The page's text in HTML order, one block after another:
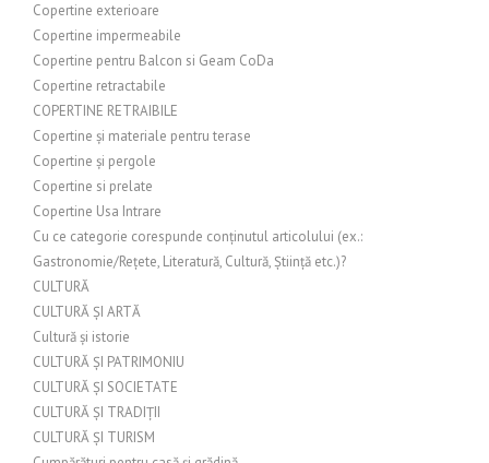
Copertine exterioare
Copertine impermeabile
Copertine pentru Balcon si Geam CoDa
Copertine retractabile
COPERTINE RETRAIBILE
Copertine și materiale pentru terase
Copertine și pergole
Copertine si prelate
Copertine Usa Intrare
Cu ce categorie corespunde conținutul articolului (ex.:
Gastronomie/Rețete, Literatură, Cultură, Știință etc.)?
CULTURĂ
CULTURĂ ȘI ARTĂ
Cultură și istorie
CULTURĂ ȘI PATRIMONIU
CULTURĂ ȘI SOCIETATE
CULTURĂ ȘI TRADIȚII
CULTURĂ ȘI TURISM